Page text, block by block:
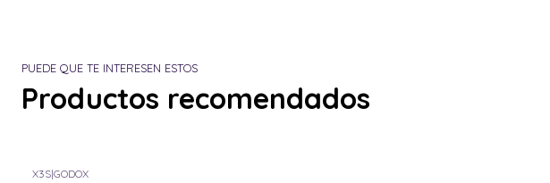
PUEDE QUE TE INTERESEN ESTOS
Productos recomendados
X3S|GODOX